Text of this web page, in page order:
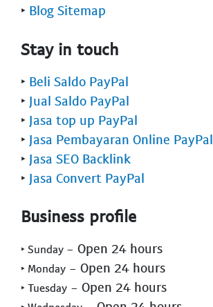
‣ Blog Sitemap
Stay in touch
‣ Beli Saldo PayPal
‣ Jual Saldo PayPal
‣ Jasa top up PayPal
‣ Jasa Pembayaran Online PayPal
‣ Jasa SEO Backlink
‣ Jasa Convert PayPal
Business profile
‣ Sunday - Open 24 hours
‣ Monday - Open 24 hours
‣ Tuesday - Open 24 hours